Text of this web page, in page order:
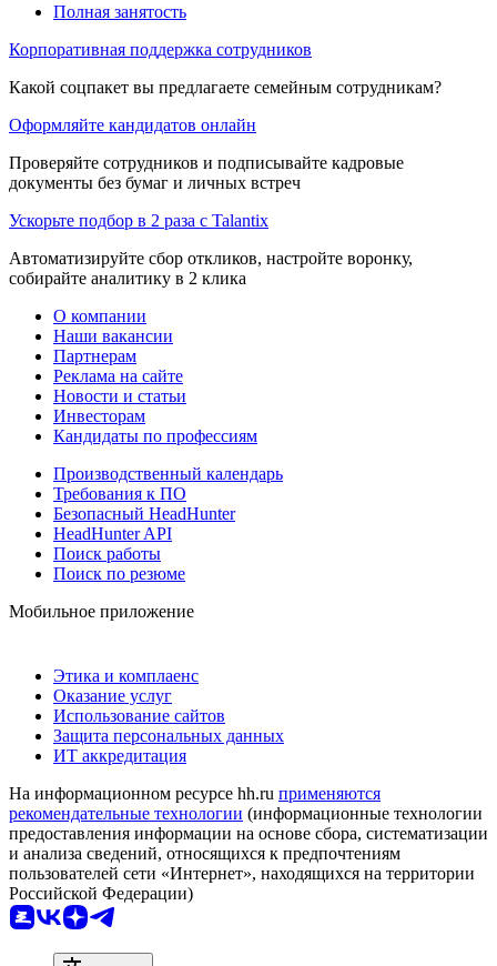
Полная занятость
Корпоративная поддержка сотрудников
Какой соцпакет вы предлагаете семейным сотрудникам?
Оформляйте кандидатов онлайн
Проверяйте сотрудников и подписывайте кадровые
документы без бумаг и личных встреч
Ускорьте подбор в 2 раза с Talantix
Автоматизируйте сбор откликов, настройте воронку,
собирайте аналитику в 2 клика
О компании
Наши вакансии
Партнерам
Реклама на сайте
Новости и статьи
Инвесторам
Кандидаты по профессиям
Производственный календарь
Требования к ПО
Безопасный HeadHunter
HeadHunter API
Поиск работы
Поиск по резюме
Мобильное приложение
Этика и комплаенс
Оказание услуг
Использование сайтов
Защита персональных данных
ИТ аккредитация
На информационном ресурсе hh.ru применяются
рекомендательные технологии (информационные технологии
предоставления информации на основе сбора, систематизации
и анализа сведений, относящихся к предпочтениям
пользователей сети «Интернет», находящихся на территории
Российской Федерации)